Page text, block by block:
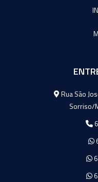
Rua São
Sorriso/